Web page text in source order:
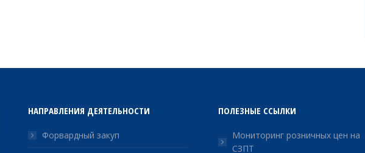
НАПРАВЛЕНИЯ ДЕЯТЕЛЬНОСТИ
Форвардный закуп
ПОЛЕЗНЫЕ ССЫЛКИ
Мониторинг розничных цен на
СЗПТ